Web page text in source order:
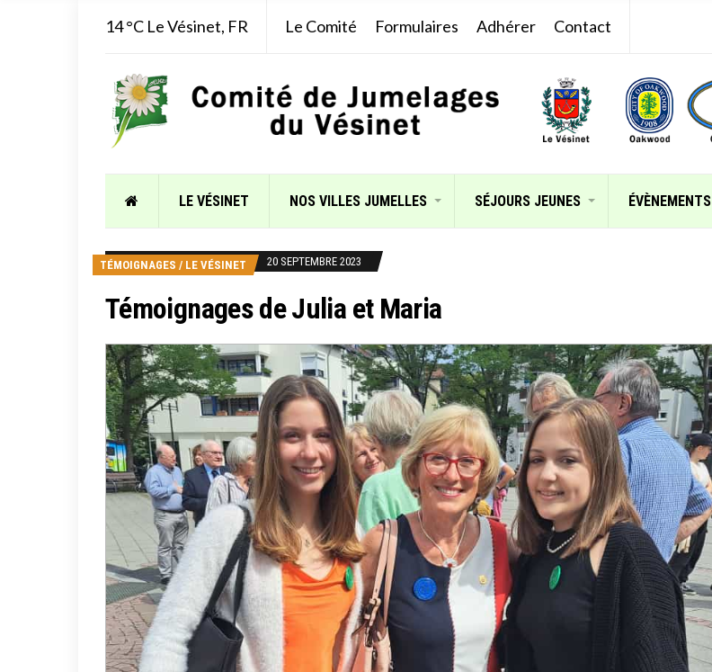
14 °C Le Vésinet, FR Le Comité Formulaires Adhérer Contact
LE VÉSINET NOS VILLES JUMELLES SÉJOURS JEUNES ÉVÈNEMENTS
TÉMOIGNAGES / LE VÉSINET 20 SEPTEMBRE 2023
Témoignages de Julia et Maria